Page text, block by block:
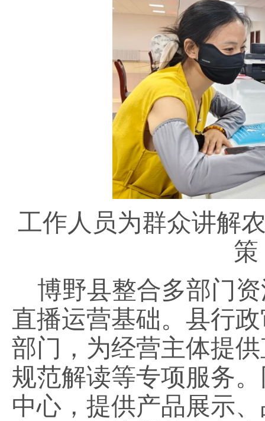
工作人员为群众讲解
策
博野县整合多部门
直播运营基础。县行
部门，为经营主体提
规范解读等专项服务
中心，提供产品展示